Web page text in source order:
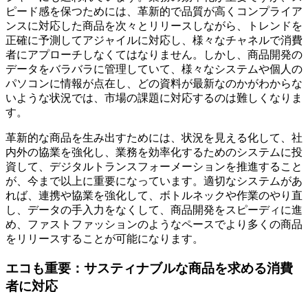
ピード感を保つためには、革新的で品質が高くコンプライア
ンスに対応した商品を次々とリリースしながら、トレンドを
正確に予測してアジャイルに対応し、様々なチャネルで消費
者にアプローチしなくてはなりません。しかし、商品開発の
データをバラバラに管理していて、様々なシステムや個人の
パソコンに情報が点在し、どの資料が最新なのかがわからな
いような状況では、市場の課題に対応するのは難しくなりま
す。
革新的な商品を生み出すためには、状況を見える化して、社
内外の協業を強化し、業務を効率化するためのシステムに投
資して、デジタルトランスフォーメーションを推進すること
が、今まで以上に重要になっています。適切なシステムがあ
れば、連携や協業を強化して、ボトルネックや作業のやり直
し、データの手入力をなくして、商品開発をスピーディに進
め、ファストファッションのようなペースでより多くの商品
をリリースすることが可能になります。
エコも重要：サスティナブルな商品を求める消費
者に対応